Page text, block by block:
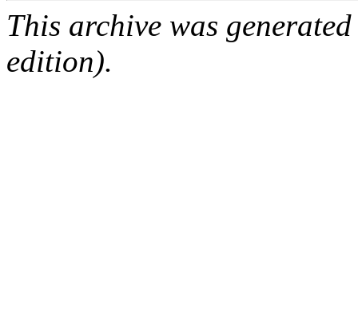
This archive was
edition).